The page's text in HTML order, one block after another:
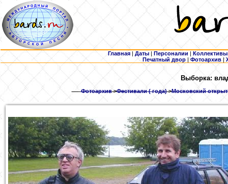
Главная | Даты | Персоналии | Коллективы
Печатный двор |Фотоархив |
Выборка:
Фотоархив>Фестивали ( года)>Московский